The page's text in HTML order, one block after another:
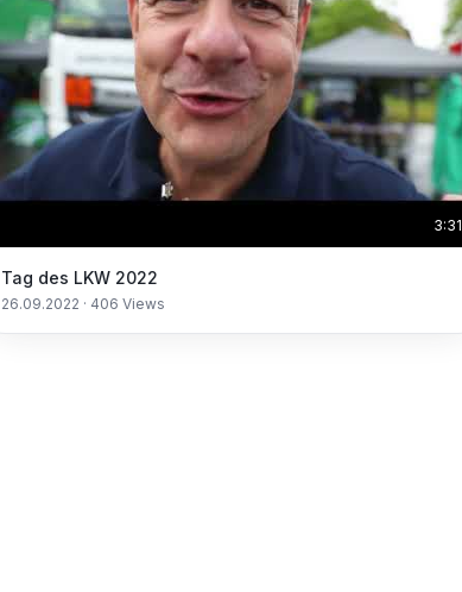
3:31
Tag des LKW 2022
26.09.2022 · 406 Views